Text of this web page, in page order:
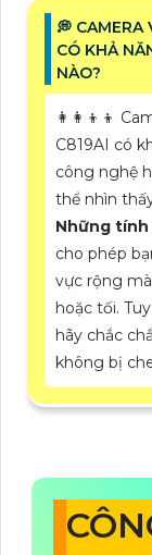
️💭 CAMERA
CÓ KHẢ
NÀO?
👩‍👩‍👦‍👦
C819AI có
công nghệ
thể nhìn
Những
cho phép
vực rộng
hoặc tối.
hãy chắc
không bị